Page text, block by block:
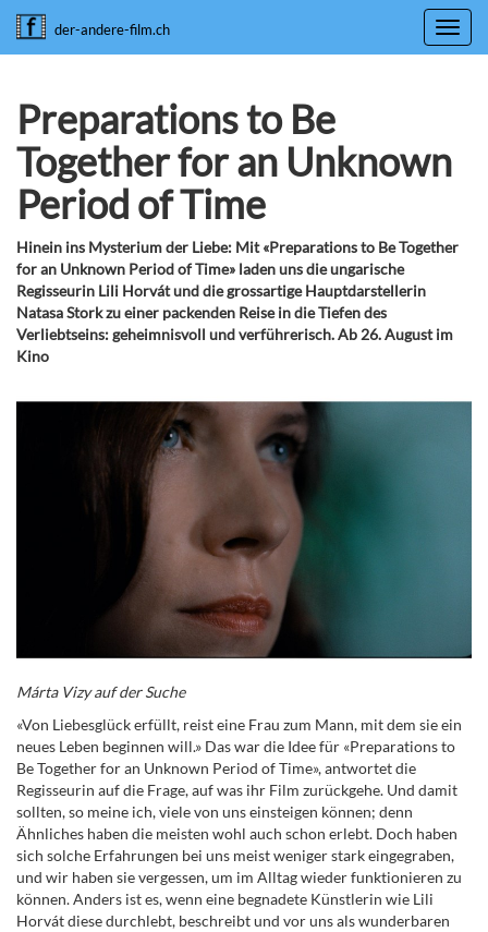
der-andere-film.ch
Preparations to Be
Together for an Unknown
Period of Time
Hinein ins Mysterium der Liebe: Mit «Preparations to Be Together
for an Unknown Period of Time» laden uns die ungarische
Regisseurin Lili Horvát und die grossartige Hauptdarstellerin
Natasa Stork zu einer packenden Reise in die Tiefen des
Verliebtseins: geheimnisvoll und verführerisch. Ab 26. August im
Kino
Márta Vizy auf der Suche
«Von Liebesglück erfüllt, reist eine Frau zum Mann, mit dem sie ein
neues Leben beginnen will.» Das war die Idee für «Preparations to
Be Together for an Unknown Period of Time», antwortet die
Regisseurin auf die Frage, auf was ihr Film zurückgehe. Und damit
sollten, so meine ich, viele von uns einsteigen können; denn
Ähnliches haben die meisten wohl auch schon erlebt. Doch haben
sich solche Erfahrungen bei uns meist weniger stark eingegraben,
und wir haben sie vergessen, um im Alltag wieder funktionieren zu
können. Anders ist es, wenn eine begnadete Künstlerin wie Lili
Horvát diese durchlebt, beschreibt und vor uns als wunderbaren